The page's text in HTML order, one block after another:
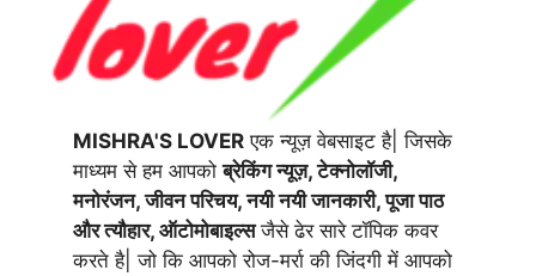
MISHRA'S LOVER एक न्यूज़ वेबसाइट है| जिसके
माध्यम से हम आपकोब्रेकिंग न्यूज़, टेक्नोलॉजी,
मनोरंजन, जीवन परिचय, नयी नयी जानकारी, पूजा पाठ
और त्यौहार, ऑटोमोबाइल्सजैसे ढेर सारे टॉपिक कवर
करते है| जो कि आपको रोज-मर्रा की जिंदगी में आपको